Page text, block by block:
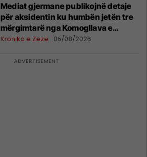
Mediat gjermane publikojnë detaje
për aksidentin ku humbën jetën tre
mërgimtarë nga Komogllava e
Ferizajt
Kronika e Zezë 06/08/2026